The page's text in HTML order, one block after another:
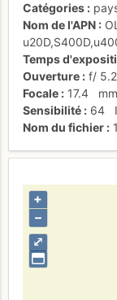
Catégories
Nom de l'APN
Temps
Ouverture
f/ 5.2
Focale
17.4
mm
Sensibilité
64
Nom du fichier
⤢
+
–